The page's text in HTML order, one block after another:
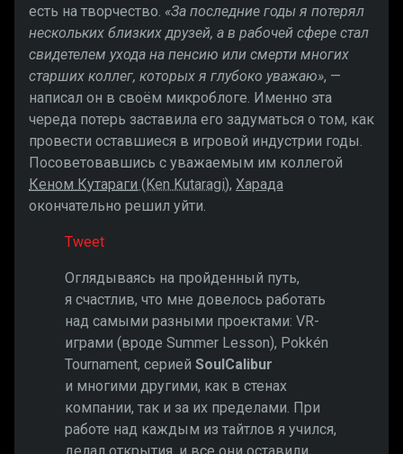
есть на творчество. «За последние годы я потерял
нескольких близких друзей, а в рабочей сфере стал
свидетелем ухода на пенсию или смерти многих
старших коллег, которых я глубоко уважаю», —
написал он в своём микроблоге. Именно эта
череда потерь заставила его задуматься о том, как
провести оставшиеся в игровой индустрии годы.
Посоветовавшись с уважаемым им коллегой
Кеном Кутараги (Ken Kutaragi), Харада
окончательно решил уйти.
Tweet
Оглядываясь на пройденный путь,
я счастлив, что мне довелось работать
над самыми разными проектами: VR-
играми (вроде Summer Lesson), Pokkén
Tournament, серией SoulCalibur
и многими другими, как в стенах
компании, так и за их пределами. При
работе над каждым из тайтлов я учился,